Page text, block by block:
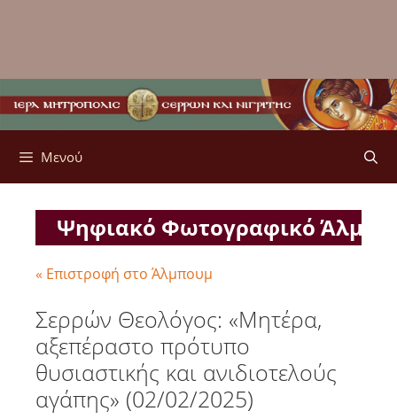
Μενού
Ψηφιακό Φωτογραφικό
« Επιστροφή στο Άλμπουμ
Σερρών Θεολόγος: «Μητέρα,
αξεπέραστο πρότυπο
θυσιαστικής και ανιδιοτελούς
αγάπης» (02/02/2025)